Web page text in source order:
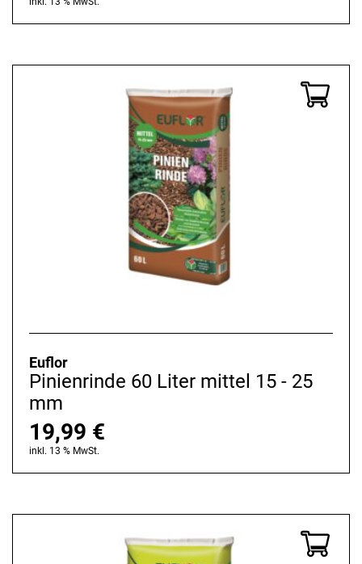
Euflor
Pinienrinde 60 Liter mittel 15 - 25
mm
19,99 €
inkl. 13 % MwSt.